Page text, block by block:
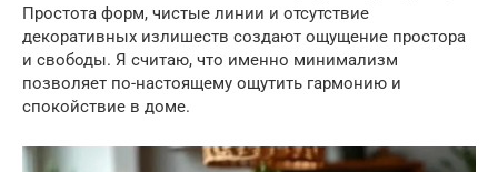
Простота форм, чистые линии и отсутствие
декоративных излишеств создают ощущение простора
и свободы. Я считаю, что именно минимализм
позволяет по-настоящему ощутить гармонию и
спокойствие в доме.